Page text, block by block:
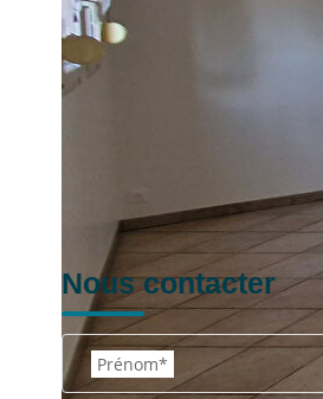
Nous contacter
Prénom*